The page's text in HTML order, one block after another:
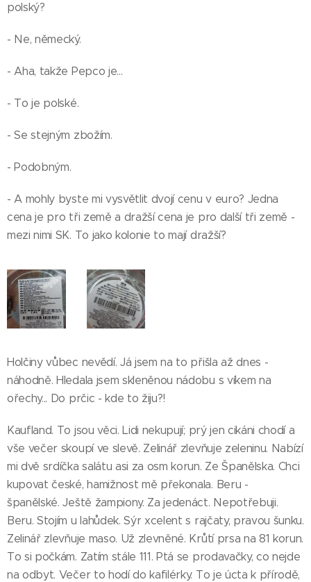
polský?
- Ne, německý.
- Aha, takže Pepco je...
- To je polské.
- Se stejným zbožím.
- Podobným.
- A mohly byste mi vysvětlit dvojí cenu v euro? Jedna
cena je pro tři země a dražší cena je pro další tři země -
mezi nimi SK. To jako kolonie to mají dražší?
Holčiny vůbec nevědí. Já jsem na to přišla až dnes -
náhodně. Hledala jsem skleněnou nádobu s víkem na
ořechy... Do prčic - kde to žiju?!
Kaufland. To jsou věci. Lidi nekupují; prý jen cikáni chodí a
vše večer skoupí ve slevě. Zelinář zlevňuje zeleninu. Nabízí
mi dvě srdíčka salátu asi za osm korun. Ze Španělska. Chci
kupovat české, hamižnost mě překonala. Beru -
španělské. Ještě žampiony. Za jedenáct. Nepotřebuji.
Beru. Stojím u lahůdek. Sýr xcelent s rajčaty, pravou šunku.
Zelinář zlevňuje maso. Už zlevněné. Krůtí prsa na 81 korun.
To si počkám. Zatím stále 111. Ptá se prodavačky, co nejde
na odbyt. Večer to hodí do kafilérky. To je úcta k přírodě,